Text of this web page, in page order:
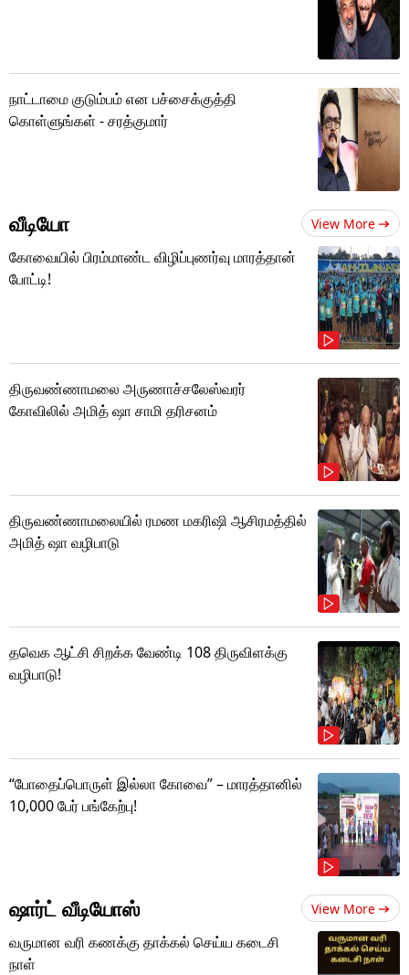
நாட்டாமை குடும்பம் என பச்சைக்குத்தி
கொள்ளுங்கள் - சரத்குமார்
வீடியோ View More
கோவையில் பிரம்மாண்ட விழிப்புணர்வு மாரத்தான்
போட்டி!
திருவண்ணாமலை அருணாச்சலேஸ்வரர்
கோவிலில் அமித் ஷா சாமி தரிசனம்
திருவண்ணாமலையில் ரமண மகரிஷி ஆசிரமத்தில்
அமித் ஷா வழிபாடு
தவெக ஆட்சி சிறக்க வேண்டி 108 திருவிளக்கு
வழிபாடு!
“போதைப்பொருள் இல்லா கோவை” – மாரத்தானில்
10,000 பேர் பங்கேற்பு!
ஷார்ட் வீடியோஸ் View More
வருமான வரி கணக்கு தாக்கல் செய்ய கடைசி
நாள்